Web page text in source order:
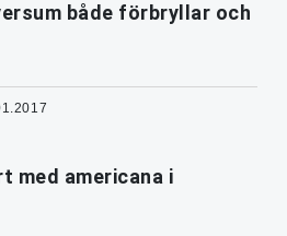
både förbryllar och
med americana i